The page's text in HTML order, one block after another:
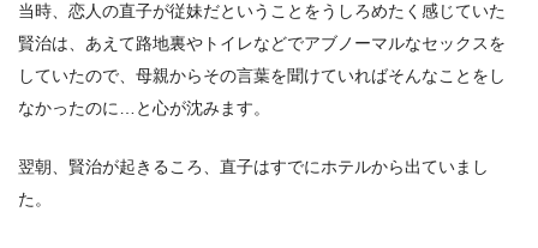
当時、恋人の直子が従妹だということをうしろめたく感じていた
賢治は、あえて路地裏やトイレなどでアブノーマルなセックスを
していたので、母親からその言葉を聞けていればそんなことをし
なかったのに…と心が沈みます。
翌朝、賢治が起きるころ、直子はすでにホテルから出ていまし
た。